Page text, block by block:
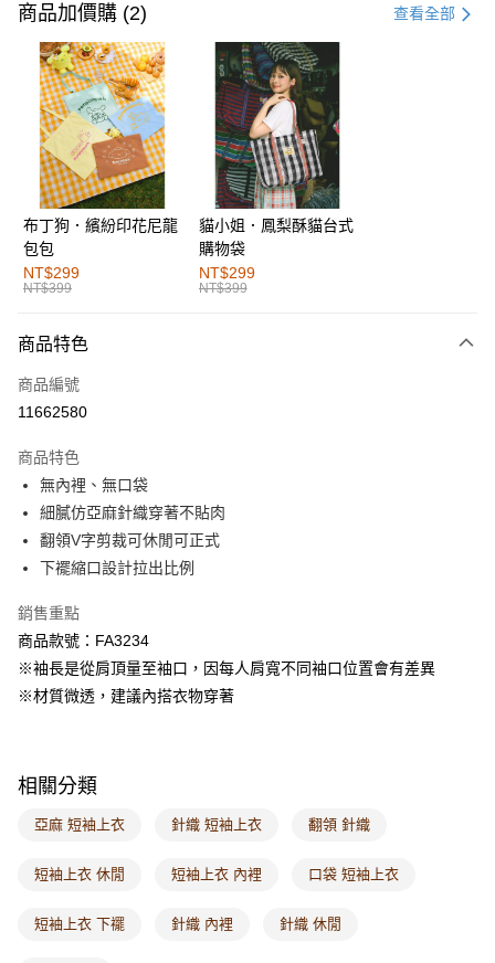
信用卡一次付款
購物金
超商取貨付款
LINE Pay
街口支付
運送方式
全家取貨付款
每筆NT$60，滿NT$1,000(含以上)免運費
付款後全家取貨
萊爾富取貨付款
付款後萊爾富取貨
每筆NT$60，滿NT$1,000(含以上)免運費
7-11取貨付款
每筆NT$60，滿NT$1,000(含以上)免運費
付款後7-11取貨
每筆NT$60，滿NT$1,000(含以上)免運費
宅配
每筆NT$60，滿NT$1,000(含以上)免運費
海外配送-港/澳/新/馬/泰國專屬
海外配送-其他亞洲地區
商品加價購 (2) 查看全部
布丁狗．繽紛印花尼龍
包包
NT$299
NT$399
貓小姐．鳳梨酥貓台式
購物袋
NT$299
NT$399
商品特色
商品編號
11662580
商品特色
無內裡、無口袋
細膩仿亞麻針織穿著不貼肉
翻領V字剪裁可休閒可正式
下襬縮口設計拉出比例
銷售重點
商品款號：FA3234
※袖長是從肩頂量至袖口，因每人肩寬不同袖口位置會有差異
※材質微透，建議內搭衣物穿著
相關分類
亞麻 短袖上衣 針織 短袖上衣 翻領 針織
短袖上衣 休閒 短袖上衣 內裡 口袋 短袖上衣
短袖上衣 下襬 針織 內裡 針織 休閒